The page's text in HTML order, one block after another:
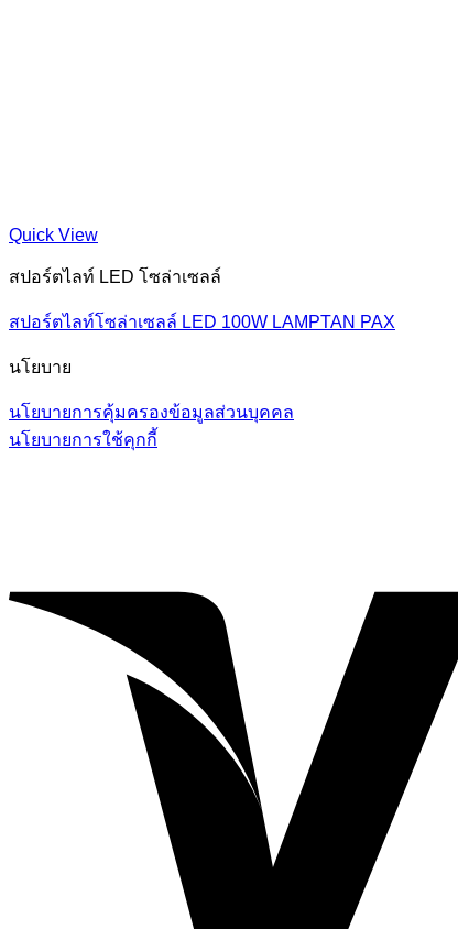
Quick View
สปอร์ตไลท์ LED โซล่าเซลล์
สปอร์ตไลท์โซล่าเซลล์ LED 100W LAMPTAN PAX
นโยบาย
นโยบายการคุ้มครองข้อมูลส่วนบุคคล
นโยบายการใช้คุกกี้